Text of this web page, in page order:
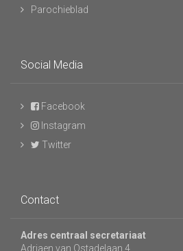
Parochieblad
Social Media
Facebook
Instagram
Twitter
Contact
Adres centraal secretariaat
Adriaen van Ostadelaan 4